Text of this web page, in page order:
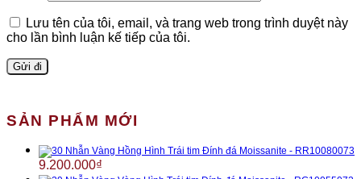
Lưu tên của tôi, email, và trang web trong trình duyệt này
cho lần bình luận kế tiếp của tôi.
SẢN PHẨM MỚI
Nhẫn Vàng Hồng Hình Trái tim Đính đá Moissanite - RR10080073
9.200.000₫